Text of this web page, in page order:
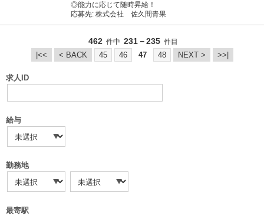
◎能力に応じて随時昇給！
応募先: 株式会社 佐久間青果
462 件中 231－235 件目
|<< < BACK 45 46 47 48 NEXT > >>|
求人ID
給与
勤務地
最寄駅